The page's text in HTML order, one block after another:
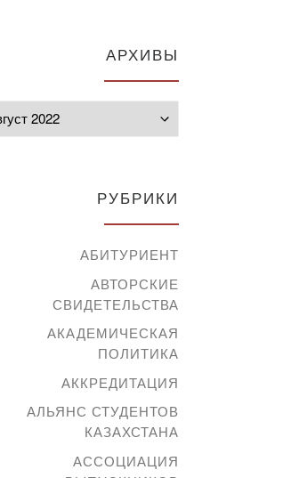
АРХИВЫ
РУБРИКИ
АБИТУРИЕНТ
АВТОРСКИЕ
СВИДЕТЕЛЬСТВА
АКАДЕМИЧЕСКАЯ
ПОЛИТИКА
АККРЕДИТАЦИЯ
АЛЬЯНС СТУДЕНТОВ
КАЗАХСТАНА
АССОЦИАЦИЯ